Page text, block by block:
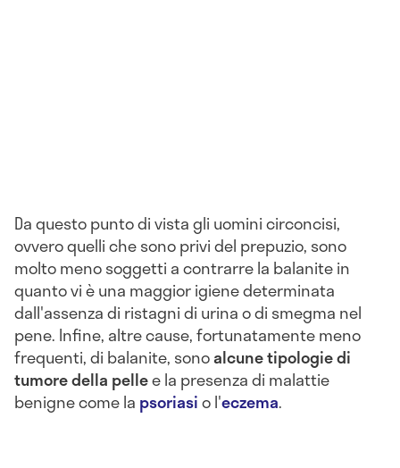
Da questo punto di vista gli uomini circoncisi,
ovvero quelli che sono privi del prepuzio, sono
molto meno soggetti a contrarre la balanite in
quanto vi è una maggior igiene determinata
dall'assenza di ristagni di urina o di smegma nel
pene. Infine, altre cause, fortunatamente meno
frequenti, di balanite, sonoalcune tipologie di
tumore della pellee la presenza di malattie
benigne come la psoriasio l'eczema.